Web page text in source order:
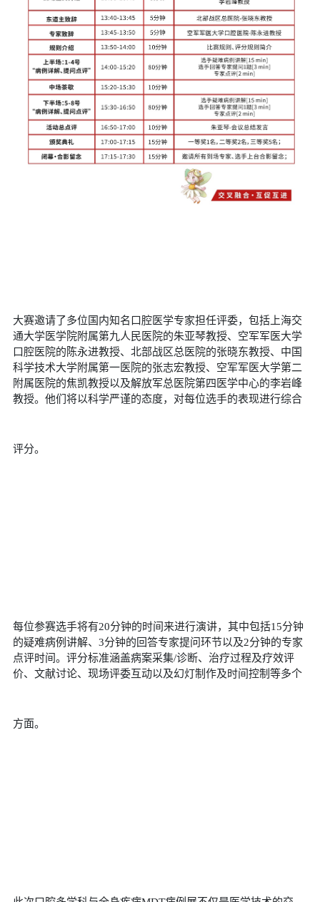
大赛邀请了多位国内知名口腔医学专家担任评委，包括上海交
通大学医学院附属第九人民医院的朱亚琴教授、空军军医大学
口腔医院的陈永进教授、北部战区总医院的张晓东教授、中国
科学技术大学附属第一医院的张志宏教授、空军军医大学第二
附属医院的焦凯教授以及解放军总医院第四医学中心的李岩峰
教授。他们将以科学严谨的态度，对每位选手的表现进行综合
评分。
每位参赛选手将有20分钟的时间来进行演讲，其中包括15分钟
的疑难病例讲解、 3分钟的回答专家提问环节以及2分钟的专家
点评时间。评分标准涵盖病案采集/诊断、治疗过程及疗效评
价、文献讨论、现场评委互动以及幻灯制作及时间控制等多个
方面。